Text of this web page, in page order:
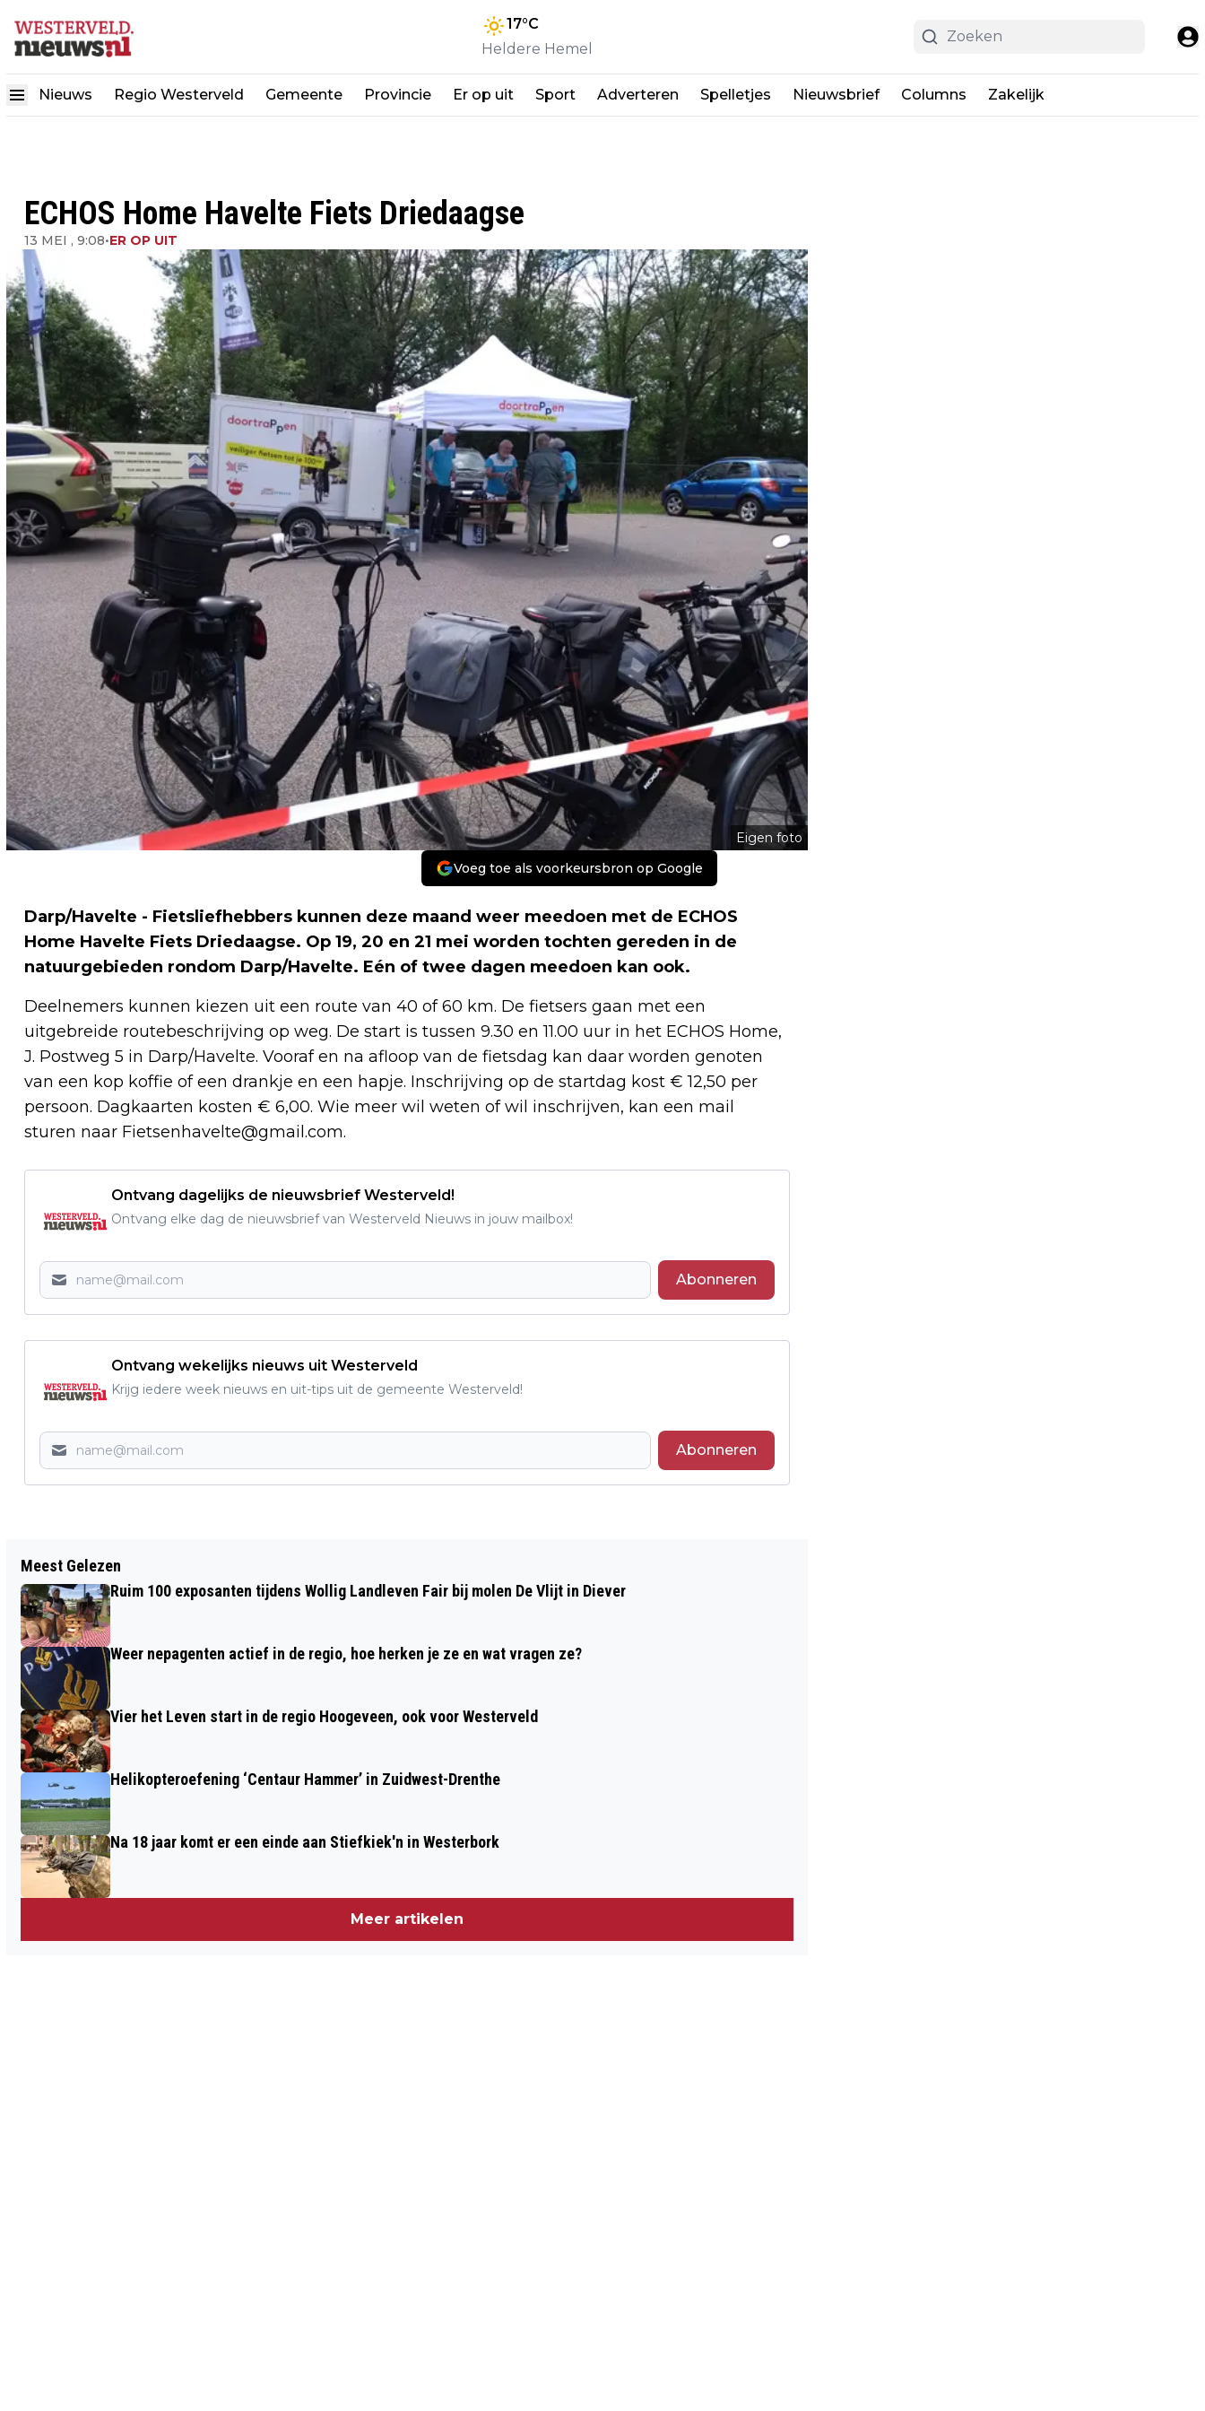
17°C
Heldere Hemel
Nieuws Regio Westerveld Gemeente Provincie Er op uit Sport Adverteren Spelletjes Nieuwsbrief Columns Zakelijk
ECHOS Home Havelte Fiets Driedaagse
13 MEI , 9:08•ER OP UIT
Eigen foto
Voeg toe als voorkeursbron op Google
Darp/Havelte - Fietsliefhebbers kunnen deze maand weer meedoen met de ECHOS
Home Havelte Fiets Driedaagse. Op 19, 20 en 21 mei worden tochten gereden in de
natuurgebieden rondom Darp/Havelte. Eén of twee dagen meedoen kan ook.
Deelnemers kunnen kiezen uit een route van 40 of 60 km. De fietsers gaan met een
uitgebreide routebeschrijving op weg. De start is tussen 9.30 en 11.00 uur in het ECHOS Home,
J. Postweg 5 in Darp/Havelte. Vooraf en na afloop van de fietsdag kan daar worden genoten
van een kop koffie of een drankje en een hapje. Inschrijving op de startdag kost € 12,50 per
persoon. Dagkaarten kosten € 6,00. Wie meer wil weten of wil inschrijven, kan een mail
sturen naar Fietsenhavelte@gmail.com.
Ontvang dagelijks de nieuwsbrief Westerveld!
Ontvang elke dag de nieuwsbrief van Westerveld Nieuws in jouw mailbox!
Abonneren
Ontvang wekelijks nieuws uit Westerveld
Krijg iedere week nieuws en uit-tips uit de gemeente Westerveld!
Abonneren
EXTRA STEUN VOOR
WONINGBOUWPROJECTEN DIE DREIGEN
STIL TE VALLEN
KRIJGT NIEUWE TOEKOMST
Meest Gelezen
Ruim 100 exposanten tijdens Wollig Landleven Fair bij molen De Vlijt in Diever
Weer nepagenten actief in de regio, hoe herken je ze en wat vragen ze?
Vier het Leven start in de regio Hoogeveen, ook voor Westerveld
Helikopteroefening ‘Centaur Hammer’ in Zuidwest-Drenthe
Na 18 jaar komt er een einde aan Stiefkiek'n in Westerbork
Meer artikelen